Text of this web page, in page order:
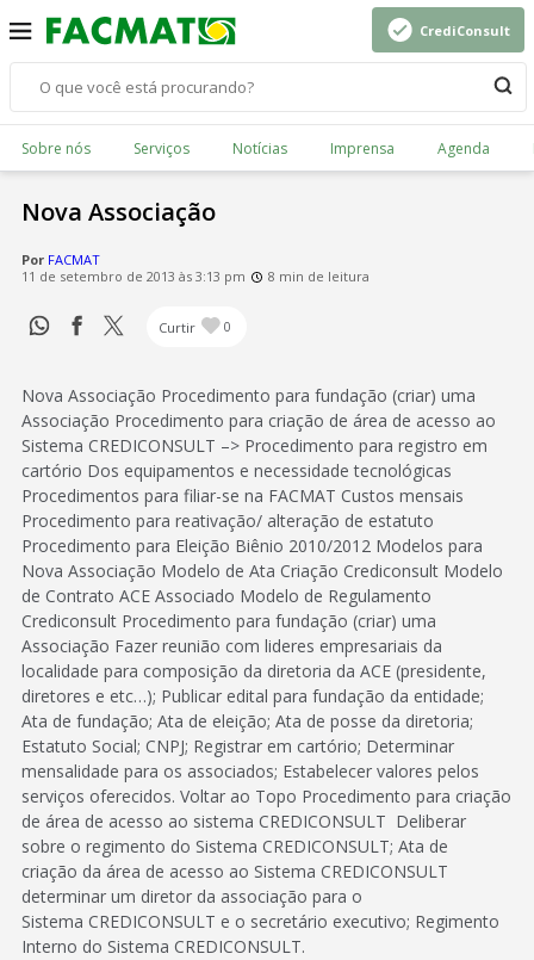
CrediConsult
Sobre nós Serviços Notícias Imprensa Agenda
Nova Associação
Por FACMAT
11 de setembro de 2013 às 3:13 pm
8 min de leitura
Curtir 0
Nova Associação Procedimento para fundação (criar) uma
Associação Procedimento para criação de área de acesso ao
Sistema CREDICONSULT –> Procedimento para registro em
cartório Dos equipamentos e necessidade tecnológicas
Procedimentos para filiar-se na FACMAT Custos mensais
Procedimento para reativação/ alteração de estatuto
Procedimento para Eleição Biênio 2010/2012 Modelos para
Nova Associação Modelo de Ata Criação Crediconsult Modelo
de Contrato ACE Associado Modelo de Regulamento
Crediconsult Procedimento para fundação (criar) uma
Associação Fazer reunião com lideres empresariais da
localidade para composição da diretoria da ACE (presidente,
diretores e etc…); Publicar edital para fundação da entidade;
Ata de fundação; Ata de eleição; Ata de posse da diretoria;
Estatuto Social; CNPJ; Registrar em cartório; Determinar
mensalidade para os associados; Estabelecer valores pelos
serviços oferecidos. Voltar ao Topo Procedimento para criação
de área de acesso ao sistema CREDICONSULT Deliberar
sobre o regimento do Sistema CREDICONSULT; Ata de
criação da área de acesso ao Sistema CREDICONSULT
determinar um diretor da associação para o
Sistema CREDICONSULT e o secretário executivo; Regimento
Interno do Sistema CREDICONSULT.